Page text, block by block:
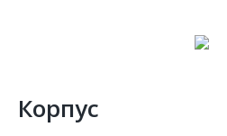
Корпус